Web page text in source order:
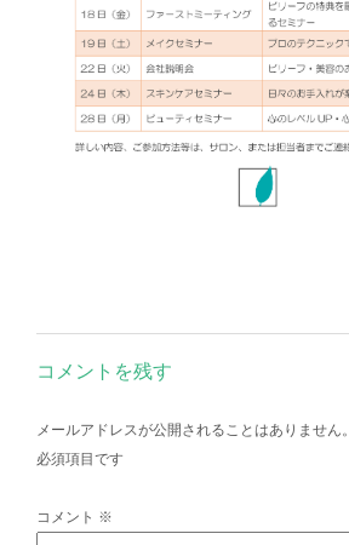
コメントを残す
メールアドレスが公開されることはありません。
必須項目です
コメント ※